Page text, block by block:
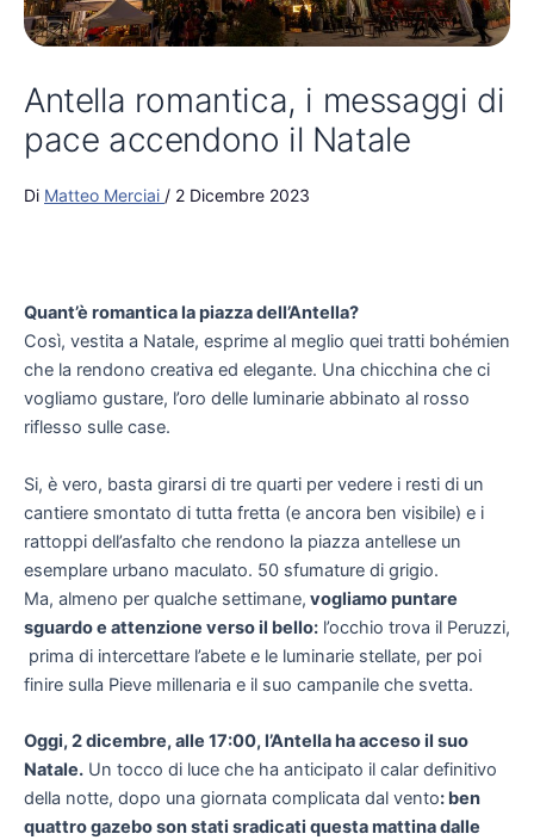
Antella romantica, i messaggi di
pace accendono il Natale
Di Matteo Merciai / 2 Dicembre 2023
Quant’è romantica la piazza dell’Antella?
Così, vestita a Natale, esprime al meglio quei tratti bohémien
che la rendono creativa ed elegante. Una chicchina che ci
vogliamo gustare, l’oro delle luminarie abbinato al rosso
riflesso sulle case.
Si, è vero, basta girarsi di tre quarti per vedere i resti di un
cantiere smontato di tutta fretta (e ancora ben visibile) e i
rattoppi dell’asfalto che rendono la piazza antellese un
esemplare urbano maculato. 50 sfumature di grigio.
Ma, almeno per qualche settimane, vogliamo puntare
sguardo e attenzione verso il bello: l’occhio trova il Peruzzi,
prima di intercettare l’abete e le luminarie stellate, per poi
finire sulla Pieve millenaria e il suo campanile che svetta.
Oggi, 2 dicembre, alle 17:00, l’Antella ha acceso il suo
Natale. Un tocco di luce che ha anticipato il calar definitivo
della notte, dopo una giornata complicata dal vento: ben
quattro gazebo son stati sradicati questa mattina dalle